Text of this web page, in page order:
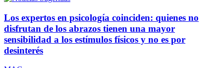
Los expertos en psicología coinciden: quienes no
disfrutan de los abrazos tienen una mayor
sensibilidad a los estímulos físicos y no es por
desinterés